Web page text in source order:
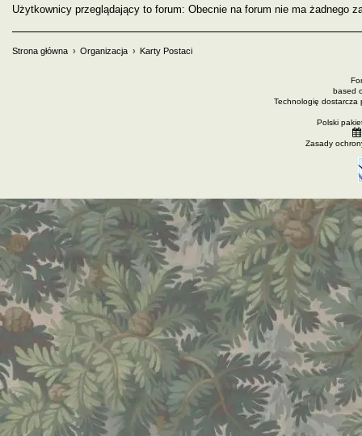
Użytkownicy przeglądający to forum: Obecnie na forum nie ma żadnego
Strona główna Organizacja Karty Postaci
based
Technologię dostarcza
Polski
Zasady